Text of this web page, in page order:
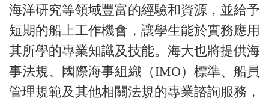
海洋研究等領域豐富的經驗和資源，並給予
短期的船上工作機會，讓學生能於實務應用
其所學的專業知識及技能。海大也將提供海
事法規、國際海事組織（IMO）標準、船員
管理規範及其他相關法規的專業諮詢服務，